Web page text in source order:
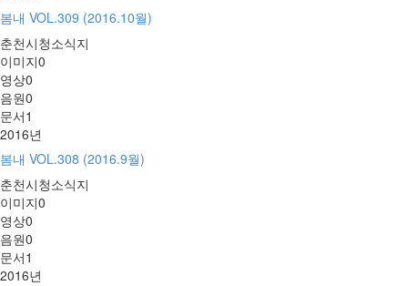
봄내 VOL.309 (2016.10월)
춘천시청소식지
이미지0
영상0
음원0
문서1
2016년
봄내 VOL.308 (2016.9월)
춘천시청소식지
이미지0
영상0
음원0
문서1
2016년